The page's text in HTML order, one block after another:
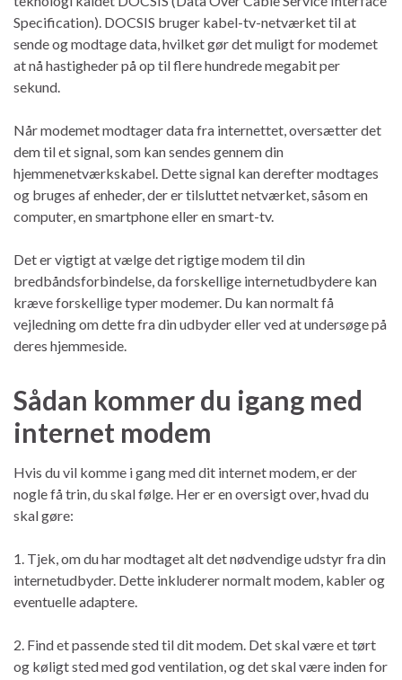
Specification). DOCSIS bruger kabel-tv-netværket til at
sende og modtage data, hvilket gør det muligt for modemet
at nå hastigheder på op til flere hundrede megabit per
sekund.
Når modemet modtager data fra internettet, oversætter det
dem til et signal, som kan sendes gennem din
hjemmenetværkskabel. Dette signal kan derefter modtages
og bruges af enheder, der er tilsluttet netværket, såsom en
computer, en smartphone eller en smart-tv.
Det er vigtigt at vælge det rigtige modem til din
bredbåndsforbindelse, da forskellige internetudbydere kan
kræve forskellige typer modemer. Du kan normalt få
vejledning om dette fra din udbyder eller ved at undersøge på
deres hjemmeside.
Sådan kommer du igang med
internet modem
Hvis du vil komme i gang med dit internet modem, er der
nogle få trin, du skal følge. Her er en oversigt over, hvad du
skal gøre:
1. Tjek, om du har modtaget alt det nødvendige udstyr fra din
internetudbyder. Dette inkluderer normalt modem, kabler og
eventuelle adaptere.
2. Find et passende sted til dit modem. Det skal være et tørt
og køligt sted med god ventilation, og det skal være inden for